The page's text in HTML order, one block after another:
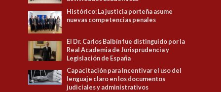
Histórico: La justicia porteña asume
nuevas competencias penales
El Dr. Carlos Balbín fue distinguido por la
Real Academia de Jurisprudencia y
Legislación de España
Capacitación para Incentivar el uso del
lenguaje claro en los documentos
judiciales y administrativos